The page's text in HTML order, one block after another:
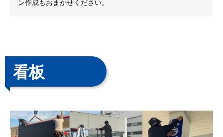
ン作成もおまかせください。
看板